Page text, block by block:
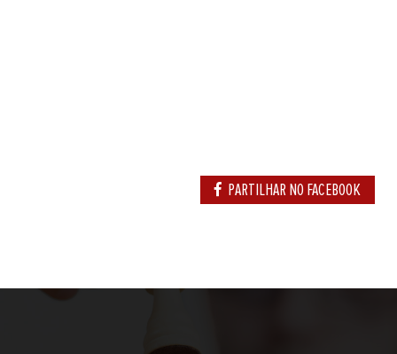
PARTILHAR NO FACEBOOK